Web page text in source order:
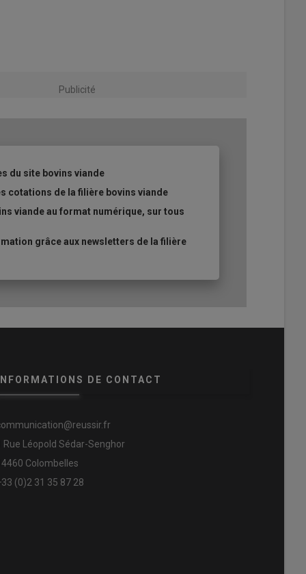
Publicité
du site bovins viande
cotations de la filière bovins viande
viande au format numérique, sur tous
grâce aux newsletters de la filière
INFORMATIONS DE CONTACT
Rue Léopold Sédar-Senghor
Colombelles
(0)2 31 35 87 28